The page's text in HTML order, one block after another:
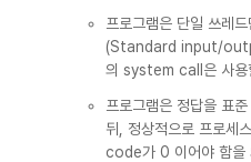
프로그램은 단일 쓰레
(Standard input/
의 system call은 사용
프로그램은 정답을
뒤, 정상적으로 프로세
code가 0 이어야 함